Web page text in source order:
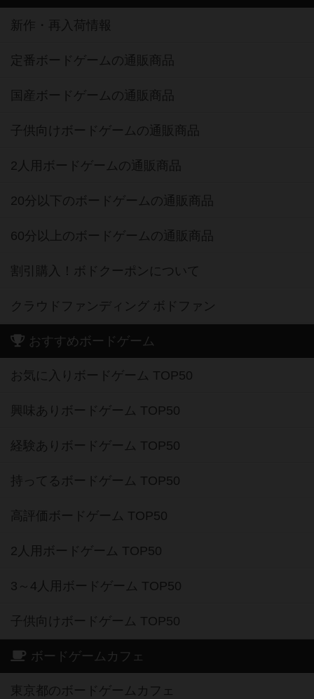
新作・再入荷情報
定番ボードゲームの通販商品
国産ボードゲームの通販商品
子供向けボードゲームの通販商品
2人用ボードゲームの通販商品
20分以下のボードゲームの通販商品
60分以上のボードゲームの通販商品
割引購入！ボドクーポンについて
クラウドファンディング ボドファン
おすすめボードゲーム
お気に入りボードゲーム TOP50
興味ありボードゲーム TOP50
経験ありボードゲーム TOP50
持ってるボードゲーム TOP50
高評価ボードゲーム TOP50
2人用ボードゲーム TOP50
3～4人用ボードゲーム TOP50
子供向けボードゲーム TOP50
ボードゲームカフェ
東京都のボードゲームカフェ